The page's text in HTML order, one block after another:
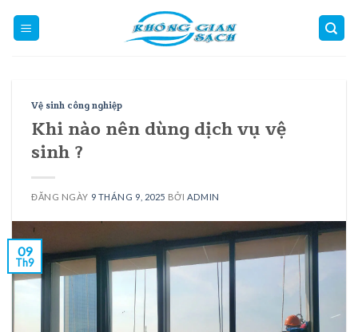
Vệ sinh công nghiệp
Khi nào nên dùng dịch vụ vệ
sinh ?
ĐĂNG NGÀY 9 THÁNG 9, 2025 BỞI ADMIN
09
Th9